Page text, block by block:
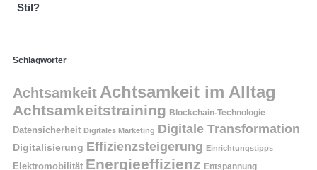
Stil?
Schlagwörter
Achtsamkeit Achtsamkeit im Alltag
Achtsamkeitstraining Blockchain-Technologie
Datensicherheit Digitales Marketing Digitale Transformation
Digitalisierung Effizienzsteigerung Einrichtungstipps
Elektromobilität Energieeffizienz Entspannung